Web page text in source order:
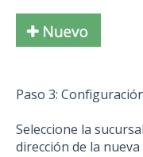
Paso 3:
Seleccione la
dirección de la